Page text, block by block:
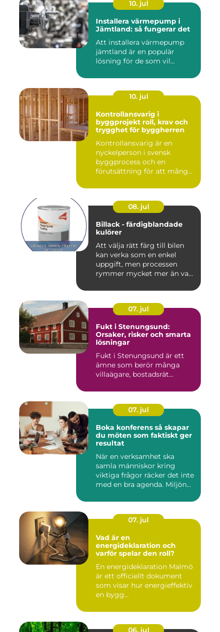
10. jul
Installera värmepump i
Jämtland: så fungerar det
Att installera värmepump
jämtland är en populär
lösning för de som vil...
10. jul
Kontrollansvarig i
byggprojekt roll, krav och
trygghet för byggherren
Kontrollansvarig är en
nyckelperson i svensk
byggprocess och en
förutsättning för att många
08. jul
Billack - färdigblandade
kulörer
Att välja rätt färg till bilen
kan verka som en enkel
uppgift, men processen
rymmer mycket mer än va...
07. jul
Fukt i Stenungsund:
Orsaker, risker och smarta
lösningar
Fukt i Stenungsund är ett
ämne som berör många
villaägare, bostadsrät...
07. jul
Boka konferens så skapar
du möten som faktiskt ger
resultat
När en verksamhet ska
samla människor kring
viktiga frågor räcker det inte
med en bra agenda. Miljön...
07. jul
Vad är en
energideklaration och
varför spelar den roll?
En energideklaration Malmö
är ett officiellt dokument
som visar hur energieffektiv
en bygg...
06. jul